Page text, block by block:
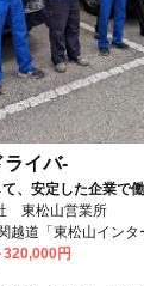
イバ-
、安定した企業で働
東松山営業所
越道「東松山イン
円